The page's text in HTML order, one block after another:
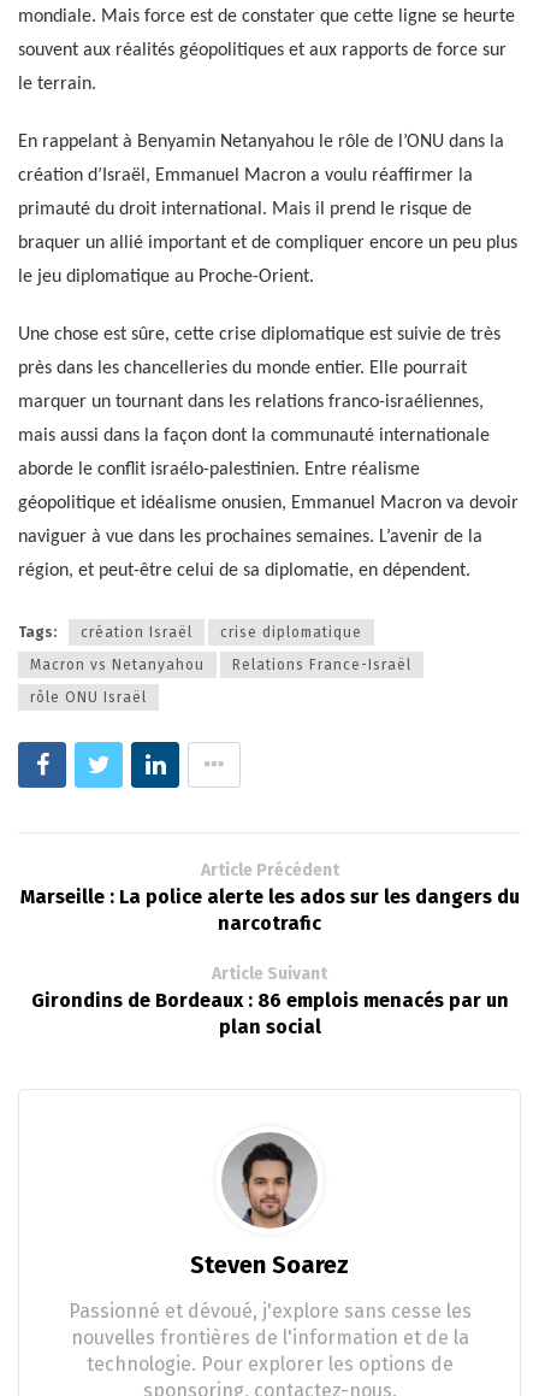
mondiale. Mais force est de constater que cette ligne se heurte
souvent aux réalités géopolitiques et aux rapports de force sur
le terrain.
En rappelant à Benyamin Netanyahou le rôle de l’ONU dans la
création d’Israël, Emmanuel Macron a voulu réaffirmer la
primauté du droit international. Mais il prend le risque de
braquer un allié important et de compliquer encore un peu plus
le jeu diplomatique au Proche-Orient.
Une chose est sûre, cette crise diplomatique est suivie de très
près dans les chancelleries du monde entier. Elle pourrait
marquer un tournant dans les relations franco-israéliennes,
mais aussi dans la façon dont la communauté internationale
aborde le conflit israélo-palestinien. Entre réalisme
géopolitique et idéalisme onusien, Emmanuel Macron va devoir
naviguer à vue dans les prochaines semaines. L’avenir de la
région, et peut-être celui de sa diplomatie, en dépendent.
Tags: création Israël
crise diplomatique
Macron vs Netanyahou
Relations France-Israël
rôle ONU Israël
Article Précédent
Marseille : La police alerte les ados sur les dangers du
narcotrafic
Article Suivant
Girondins de Bordeaux : 86 emplois menacés par un
plan social
Steven Soarez
Passionné et dévoué, j'explore sans cesse les
nouvelles frontières de l'information et de la
technologie. Pour explorer les options de
sponsoring, contactez-nous.